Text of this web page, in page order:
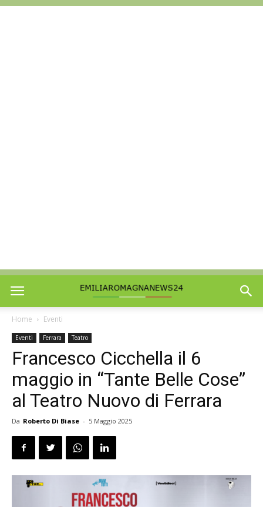
Home Eventi
Eventi Ferrara Teatro
Francesco Cicchella il 6
maggio in “Tante Belle Cose”
al Teatro Nuovo di Ferrara
Da Roberto Di Biase - 5 Maggio 2025